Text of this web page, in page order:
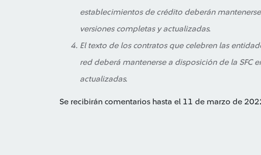
establecimientos de crédito deberán
versiones completas y actualizadas.
El texto de los contratos que celebren las
red deberá mantenerse a disposición de la SFC
actualizadas.
Se recibirán comentarios hasta el 11 de marzo de